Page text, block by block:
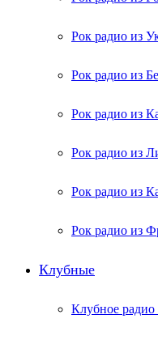
Рок радио из
Рок радио из
Рок радио из
Рок радио из
Рок радио из
Рок радио из
Клубные
Клубное радио